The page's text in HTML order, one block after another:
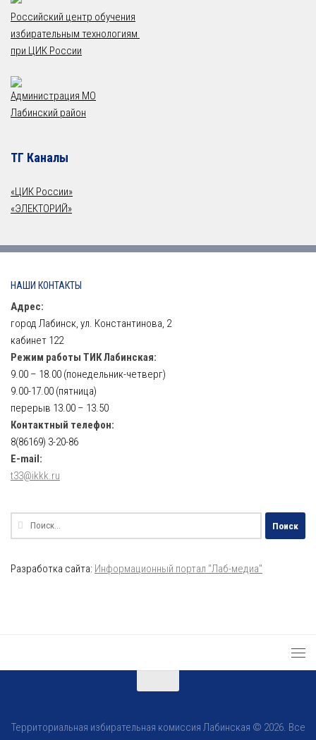
Российский центр обучения
избирательным технологиям
при ЦИК России
Администрация МО
Лабинский район
ТГ Каналы
«ЦИК России»
«ЭЛЕКТОРИЙ»
НАШИ КОНТАКТЫ
Адрес:
город Лабинск, ул. Константинова, 2
кабинет 122
Режим работы ТИК Лабинская:
9.00 – 18.00 (понедельник-четверг)
9.00-17.00 (пятница)
перерыв 13.00 – 13.50
Контактный телефон:
8(86169) 3-20-86
E-mail:
t33@ikkk.ru
Найти:
Разработка сайта: Информационный портал "Лаб-медиа"
Территориальная избирательная комиссия Лабинская © 2026. Все